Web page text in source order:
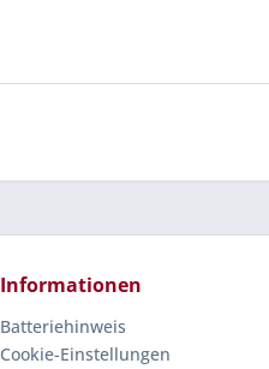
Informationen
Batteriehinweis
Cookie-Einstellungen